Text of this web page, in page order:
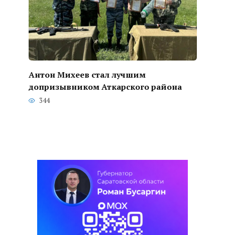
Антон Михеев стал лучшим
допризывником Аткарского района
344